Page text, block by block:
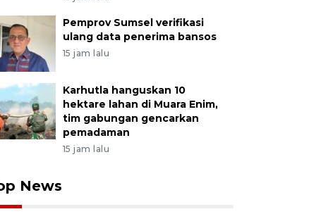
Pemprov Sumsel verifikasi
ulang data penerima bansos
15 jam lalu
Karhutla hanguskan 10
hektare lahan di Muara Enim,
tim gabungan gencarkan
pemadaman
15 jam lalu
News